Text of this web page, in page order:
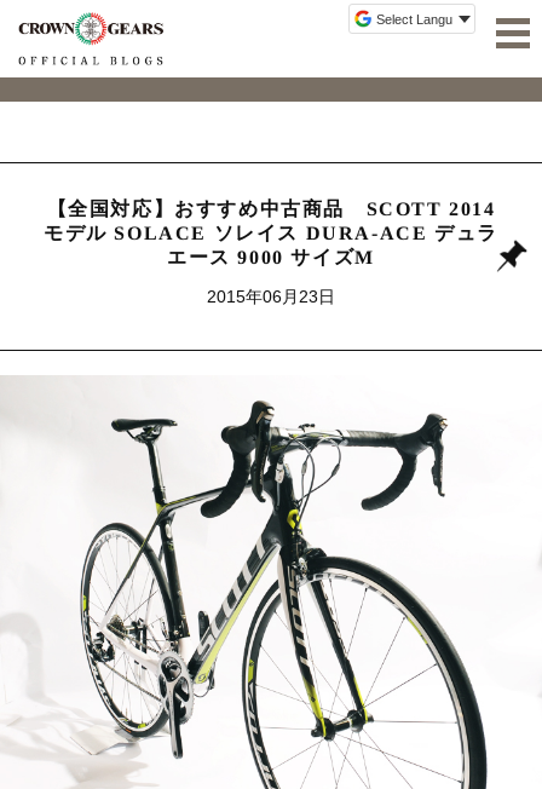
【全国対応】おすすめ中古商品 SCOTT 2014
モデル SOLACE ソレイス DURA-ACE デュラ
エース 9000 サイズM
2015年06月23日